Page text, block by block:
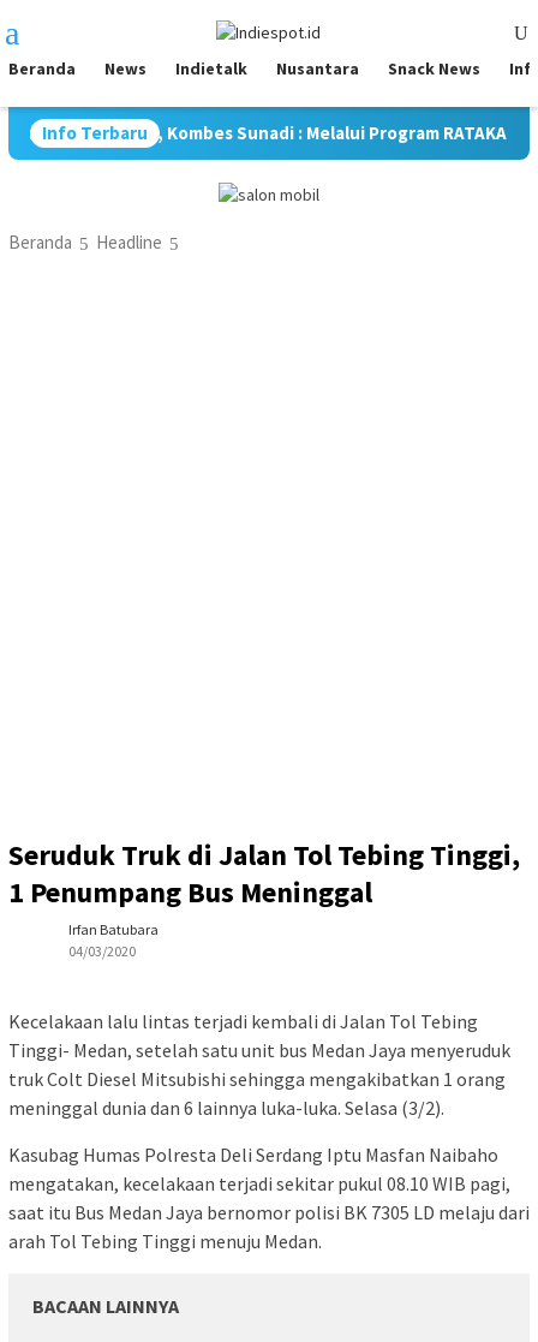
ke
konten
Mobile
Beranda News Indietalk Nusantara Snack News
Info Terbaru
Kombes Sunadi : Melalui Program RATAKAN, Kami
Beranda Headline
Seruduk Truk di Jalan Tol Tebing Tinggi,
1 Penumpang Bus Meninggal
Irfan Batubara
04/03/2020
Kecelakaan lalu lintas terjadi kembali di Jalan Tol Tebing
Tinggi- Medan, setelah satu unit bus Medan Jaya menyeruduk
truk Colt Diesel Mitsubishi sehingga mengakibatkan 1 orang
meninggal dunia dan 6 lainnya luka-luka. Selasa (3/2).
Kasubag Humas Polresta Deli Serdang Iptu Masfan Naibaho
mengatakan, kecelakaan terjadi sekitar pukul 08.10 WIB pagi,
saat itu Bus Medan Jaya bernomor polisi BK 7305 LD melaju dari
arah Tol Tebing Tinggi menuju Medan.
BACAAN LAINNYA